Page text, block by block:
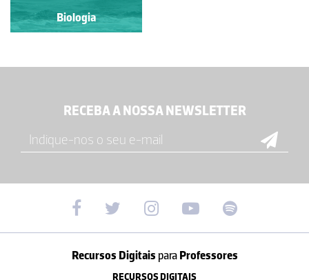
Biologia
Biologia
RECEBA A NOSSA NEWSLETTER
Recursos Digitais paraProfessores
RECURSOS DIGITAIS